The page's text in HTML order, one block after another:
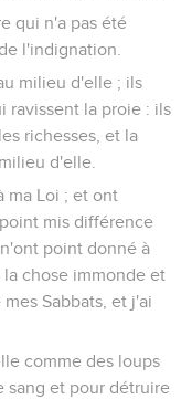
qui n'a pas été
l'indignation.
milieu d'elle ; ils
ravissent la proie : ils
richesses, et la
d'elle.
ma Loi ; et ont
mis différence
point donné à
chose immonde et
Sabbats, et j'ai
comme des loups
sang et pour détruire